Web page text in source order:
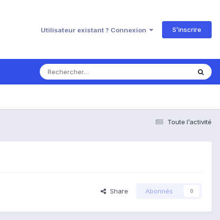
Utilisateur existant ? Connexion S’inscrire
Toute l’activité
Share Abonnés 0